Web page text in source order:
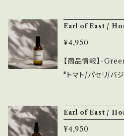
です。 【種類】 -Jardin de la lune- (ジャーディ
ン デ ラ ルー) "チ
ベルガモット" -
ス) "トマト/パセ
煙/パチョリ/バル
ルドフラワー) "ジ
いる庭園を イメージし
ローズ、ブラックベ
ガモットをブレン
に広がる豊富な植
に使用することが
です。 ・シーズン
Earl of East /
¥4,950
【商品情報】-
"トマト/パセリ/バ
iko Dafkosが、ギ
ごした長い夏にイ
Earl of East /
¥4,950